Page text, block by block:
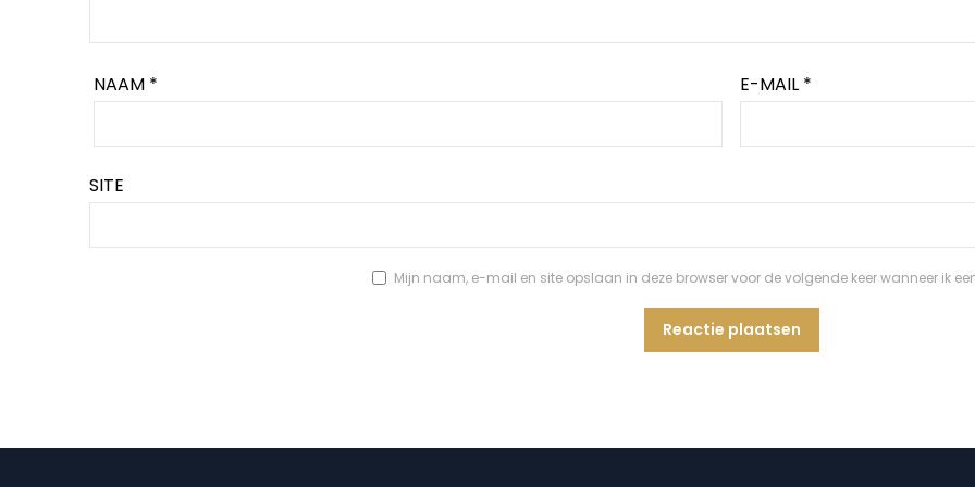
NAAM * E-MAIL *
SITE
Mijn naam, e-mail en site opslaan in deze browser voor de volgende keer wanneer ik